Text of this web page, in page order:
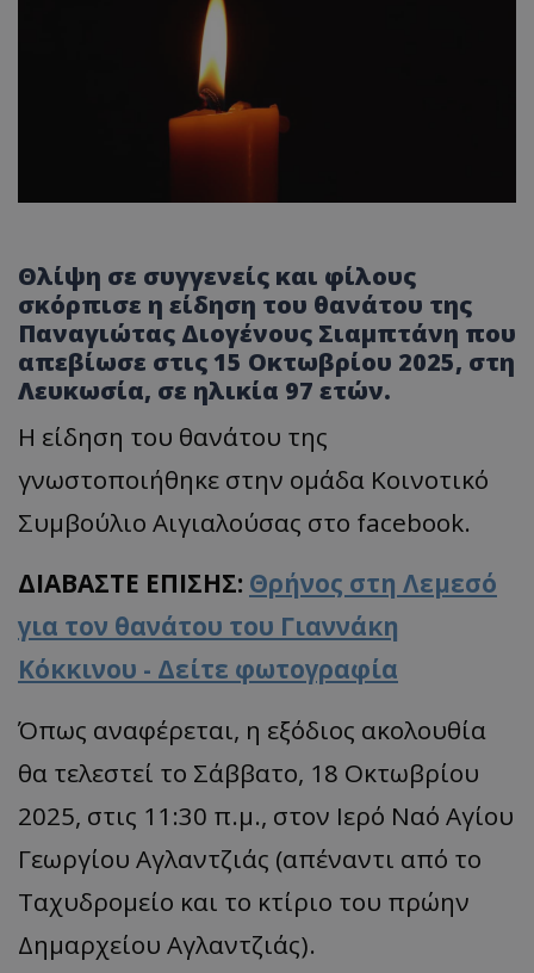
Θλίψη σε συγγενείς και φίλους
σκόρπισε η είδηση του θανάτου της
Παναγιώτας Διογένους Σιαμπτάνη που
απεβίωσε στις 15 Οκτωβρίου 2025, στη
Λευκωσία, σε ηλικία 97 ετών.
Η είδηση του θανάτου της
γνωστοποιήθηκε στην ομάδα Κοινοτικό
Συμβούλιο Αιγιαλούσας στο facebook.
ΔΙΑΒΑΣΤΕ ΕΠΙΣΗΣ: Θρήνος στη Λεμεσό
για τον θανάτου του Γιαννάκη
Κόκκινου - Δείτε φωτογραφία
Όπως αναφέρεται, η εξόδιος ακολουθία
θα τελεστεί το Σάββατο, 18 Οκτωβρίου
2025, στις 11:30 π.μ., στον Ιερό Ναό Αγίου
Γεωργίου Αγλαντζιάς (απέναντι από το
Ταχυδρομείο και το κτίριο του πρώην
Δημαρχείου Αγλαντζιάς).